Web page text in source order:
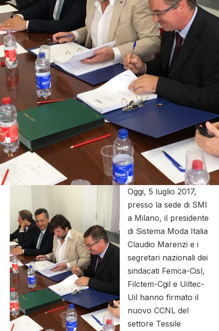
Oggi, 5 luglio 2017,
presso la sede di SMI
a Milano, il presidente
di Sistema Moda Italia
Claudio Marenzi e i
segretari nazionali dei
sindacati Femca-Cisl,
Filctem-Cgil e Uiltec-
Uil hanno firmato il
nuovo CCNL del
settore Tessile